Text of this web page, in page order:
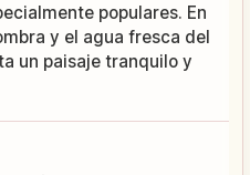
populares. En
y el agua fresca del
un paisaje tranquilo y